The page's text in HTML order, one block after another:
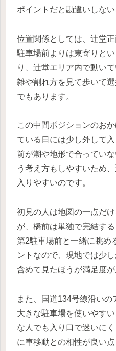
ポイントだと勘違いしない
位置関係としては、辻堂
駐車場前よりは東寄りと
り、辻堂エリア内で動い
雑や割れ方を見て歩いて
でもあります。
この中間ポジションのお
ている日には少し外して
前が潮や地形で合ってい
う考え方もしやすいため
入りやすいのです。
初見の人は地図の一点だ
が、橋前は単独で完結す
第2駐車場前と一緒に眺め
ントなので、現地では少
含めて見たほうが満足度が
また、国道134号線沿い
大きな駐車場を使いやす
な人でも入り口で迷いに
に車移動との相性が良い